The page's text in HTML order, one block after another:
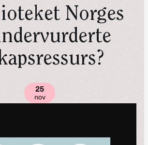
Norges
25
nov